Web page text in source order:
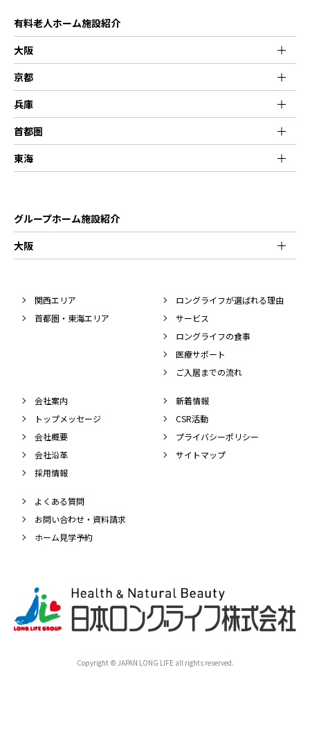
有料老人ホーム施設紹介
大阪
京都
兵庫
首都圏
東海
グループホーム施設紹介
大阪
関西エリア
首都圏・東海エリア
ロングライフが選ばれる理由
サービス
ロングライフの食事
医療サポート
ご入居までの流れ
会社案内
トップメッセージ
会社概要
会社沿革
採用情報
新着情報
CSR活動
プライバシーポリシー
サイトマップ
よくある質問
お問い合わせ・資料請求
ホーム見学予約
Copyright © JAPAN LONG LIFE all rights reserved.